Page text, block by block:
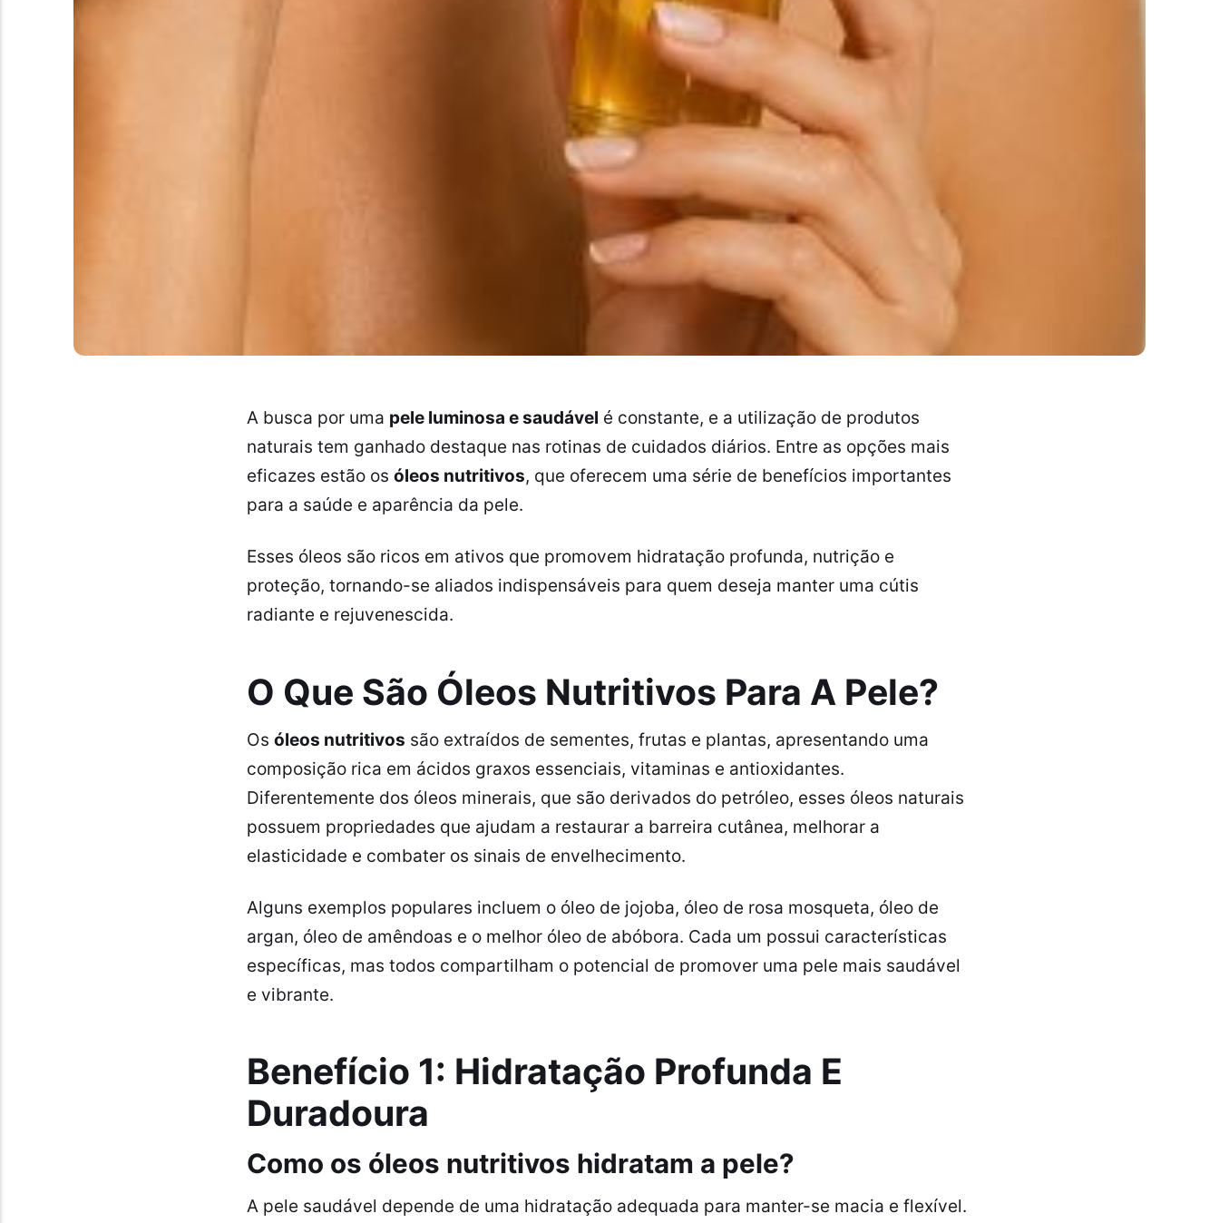
A busca por uma pele luminosa e saudável é constante, e a utilização de produtos
naturais tem ganhado destaque nas rotinas de cuidados diários. Entre as opções mais
eficazes estão os óleos nutritivos, que oferecem uma série de benefícios importantes
para a saúde e aparência da pele.
Esses óleos são ricos em ativos que promovem hidratação profunda, nutrição e
proteção, tornando-se aliados indispensáveis para quem deseja manter uma cútis
radiante e rejuvenescida.
O Que São Óleos Nutritivos Para A Pele?
Os óleos nutritivos são extraídos de sementes, frutas e plantas, apresentando uma
composição rica em ácidos graxos essenciais, vitaminas e antioxidantes.
Diferentemente dos óleos minerais, que são derivados do petróleo, esses óleos naturais
possuem propriedades que ajudam a restaurar a barreira cutânea, melhorar a
elasticidade e combater os sinais de envelhecimento.
Alguns exemplos populares incluem o óleo de jojoba, óleo de rosa mosqueta, óleo de
argan, óleo de amêndoas e o melhor óleo de abóbora. Cada um possui características
específicas, mas todos compartilham o potencial de promover uma pele mais saudável
e vibrante.
Benefício 1: Hidratação Profunda E
Duradoura
Como os óleos nutritivos hidratam a pele?
A pele saudável depende de uma hidratação adequada para manter-se macia e flexível.